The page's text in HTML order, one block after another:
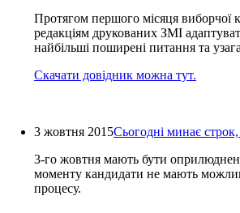
Протягом першого місяця виборчої
редакціям друкованих ЗМІ
найбільші поширені питання та
Скачати довідник можна тут.
3 жовтня 2015Сьогодні минає строк,
3-го жовтня мають бути
моменту кандидати не мають
процесу.